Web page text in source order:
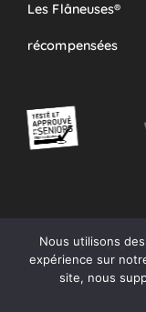
Les Flâneuses®
récompensées
Nous utilisons
expérience sur
site, nous